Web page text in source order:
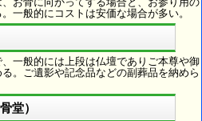
一般的にコストは安価な場合が多い。
一般的には上段は仏壇でありご本尊や御
。ご遺影や記念品などの副葬品を納めら
堂）